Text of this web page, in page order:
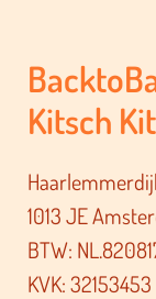
Kitsch
1013 JE
BTW:
KVK: 32153453